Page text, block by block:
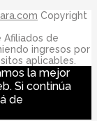
Copyright
Afiliados de
ingresos por
aplicables.
la mejor
Si continúa
de